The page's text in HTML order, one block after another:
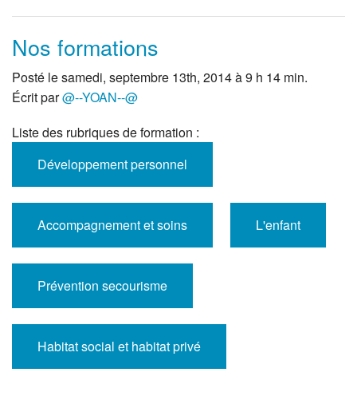
Nos formations
Posté le samedi, septembre 13th, 2014 à 9 h 14 min.
Écrit par@--YOAN--@
Liste des rubriques de formation :
Développement personnel
Accompagnement et soins L'enfant
Prévention secourisme
Habitat social et habitat privé